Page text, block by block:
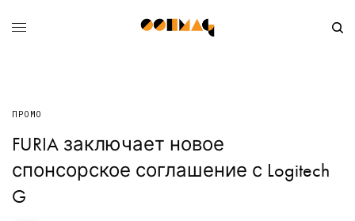
ПРОМО
FURIA заключает новое
спонсорское соглашение с Logitech
G